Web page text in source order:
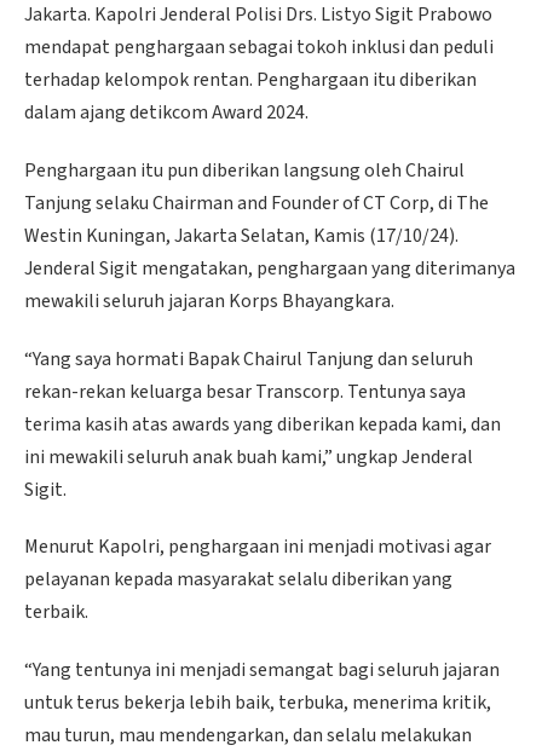
Jakarta. Kapolri Jenderal Polisi Drs. Listyo Sigit Prabowo
mendapat penghargaan sebagai tokoh inklusi dan peduli
terhadap kelompok rentan. Penghargaan itu diberikan
dalam ajang detikcom Award 2024.
Penghargaan itu pun diberikan langsung oleh Chairul
Tanjung selaku Chairman and Founder of CT Corp, di The
Westin Kuningan, Jakarta Selatan, Kamis (17/10/24).
Jenderal Sigit mengatakan, penghargaan yang diterimanya
mewakili seluruh jajaran Korps Bhayangkara.
“Yang saya hormati Bapak Chairul Tanjung dan seluruh
rekan-rekan keluarga besar Transcorp. Tentunya saya
terima kasih atas awards yang diberikan kepada kami, dan
ini mewakili seluruh anak buah kami,” ungkap Jenderal
Sigit.
Menurut Kapolri, penghargaan ini menjadi motivasi agar
pelayanan kepada masyarakat selalu diberikan yang
terbaik.
“Yang tentunya ini menjadi semangat bagi seluruh jajaran
untuk terus bekerja lebih baik, terbuka, menerima kritik,
mau turun, mau mendengarkan, dan selalu melakukan